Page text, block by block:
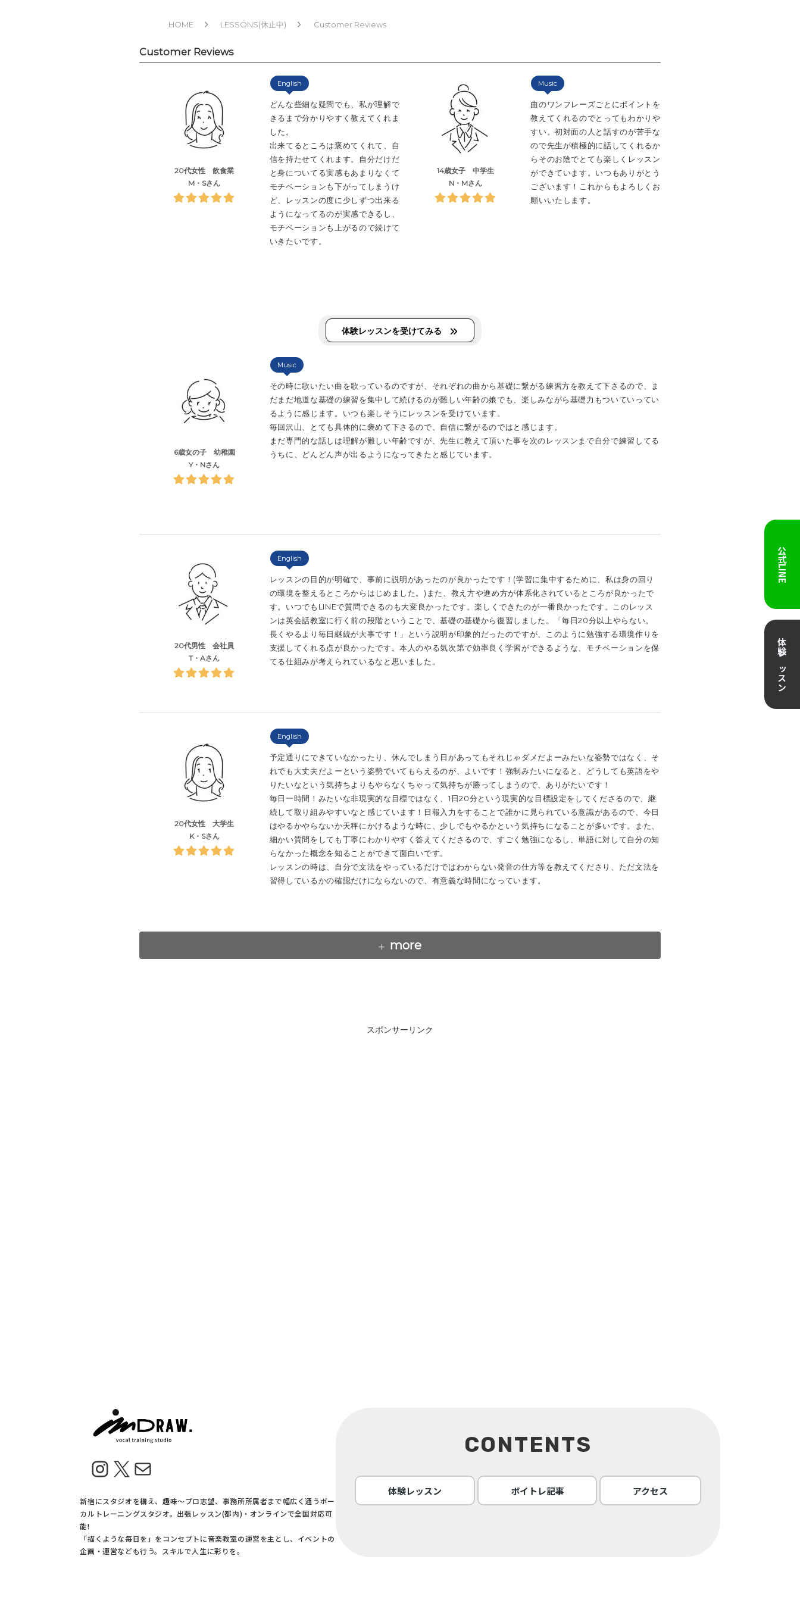
HOME LESSONS(休止中) Customer Reviews
Customer Reviews
20代女性 飲食業
M・Sさん
English
どんな些細な疑問でも、私が理解で
きるまで分かりやすく教えてくれま
した。
出来てるところは褒めてくれて、自
信を持たせてくれます。自分だけだ
と身についてる実感もあまりなくて
モチベーションも下がってしまうけ
ど、レッスンの度に少しずつ出来る
ようになってるのが実感できるし、
モチベーションも上がるので続けて
いきたいです。
14歳女子中学生
N・Mさん
Music
曲のワンフレーズごとにポイントを
教えてくれるのでとってもわかりや
すい。初対面の人と話すのが苦手な
ので先生が積極的に話してくれるか
らそのお陰でとても楽しくレッスン
ができています。いつもありがとう
ございます！これからもよろしくお
願いいたします。
体験レッスンを受けてみる
6歳女の子 幼稚園
Y・Nさん
Music
その時に歌いたい曲を歌っているのですが、それぞれの曲から基礎に繋がる練習方を教えて下さるので、ま
だまだ地道な基礎の練習を集中して続けるのが難しい年齢の娘でも、楽しみながら基礎力もついていってい
るように感じます。いつも楽しそうにレッスンを受けています。
毎回沢山、とても具体的に褒めて下さるので、自信に繋がるのではと感じます。
まだ専門的な話しは理解が難しい年齢ですが、先生に教えて頂いた事を次のレッスンまで自分で練習してる
うちに、どんどん声が出るようになってきたと感じています。
20代男性 会社員
T・Aさん
English
レッスンの目的が明確で、事前に説明があったのが良かったです！(学習に集中するために、私は身の回り
の環境を整えるところからはじめました。)また、教え方や進め方が体系化されているところが良かったで
す。いつでもLINEで質問できるのも大変良かったです。楽しくできたのが一番良かったです。このレッス
ンは英会話教室に行く前の段階ということで、基礎の基礎から復習しました。「毎日20分以上やらない。
長くやるより毎日継続が大事です！」という説明が印象的だったのですが、このように勉強する環境作りを
支援してくれる点が良かったです。本人のやる気次第で効率良く学習ができるような、モチベーションを保
てる仕組みが考えられているなと思いました。
20代女性 大学生
K・Sさん
English
予定通りにできていなかったり、休んでしまう日があってもそれじゃダメだよーみたいな姿勢ではなく、そ
れでも大丈夫だよーという姿勢でいてもらえるのが、よいです！強制みたいになると、どうしても英語をや
りたいなという気持ちよりもやらなくちゃって気持ちが勝ってしまうので、ありがたいです！
毎日一時間！みたいな非現実的な目標ではなく、1日20分という現実的な目標設定をしてくださるので、継
続して取り組みやすいなと感じています！日報入力をすることで誰かに見られている意識があるので、今日
はやるかやらないか天秤にかけるような時に、少しでもやるかという気持ちになることが多いです。また、
細かい質問をしても丁寧にわかりやすく答えてくださるので、すごく勉強になるし、単語に対して自分の知
らなかった概念を知ることができて面白いです。
レッスンの時は、自分で文法をやっているだけではわからない発音の仕方等を教えてくださり、ただ文法を
習得しているかの確認だけにならないので、有意義な時間になっています。
more
スポンサーリンク
Instagram
X メール
新宿にスタジオを構え、趣味〜プロ志望、事務所所属者まで幅広く通うボー
カルトレーニングスタジオ。出張レッスン(都内)・オンラインで全国対応可
能!
「描くような毎日を」をコンセプトに音楽教室の運営を主とし、イベントの
企画・運営なども行う。スキルで人生に彩りを。
CONTENTS
体験レッスン ボイトレ記事 アクセス
公式LINE
体験レッスン